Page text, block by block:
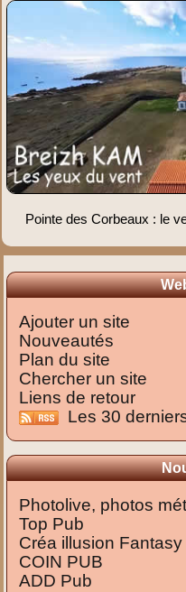
Pointe des Corbeaux : le
Ajouter un site
Nouveautés
Plan du site
Chercher un site
Liens de retour
Les 30
Photolive, photos
Top Pub
Créa illusion Fantasy
COIN PUB
ADD Pub